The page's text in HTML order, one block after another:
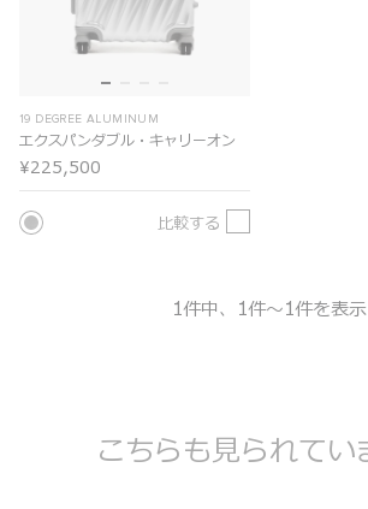
19 DEGREE ALUMINUM
エクスパンダブル・キャリーオン
¥225,500
比較する
1件中、1件～1件を表示
こちらも見られてい